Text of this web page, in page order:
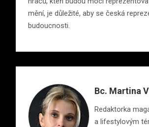
mění, je důležité, aby se česká
budoucnosti.
Bc. Martina
Redaktorka
a lifestylovým